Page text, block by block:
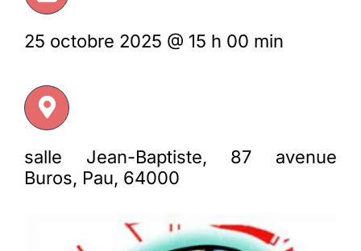
Spiritualité
L’actu
Nous soutenir
La revue Responsables
25 octobre 2025 @ 15 h 00 min
salle Jean-Baptiste, 87 avenue
Buros, Pau, 64000